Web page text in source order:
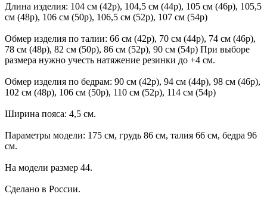
Длина изделия: 104 см (42р), 104,5 см (44р), 105 см (46р), 105,5
см (48р), 106 см (50р), 106,5 см (52р), 107 см (54р)
Обмер изделия по талии: 66 см (42р), 70 см (44р), 74 см (46р),
78 см (48р), 82 см (50р), 86 см (52р), 90 см (54р) При выборе
размера нужно учесть натяжение резинки до +4 см.
Обмер изделия по бедрам: 90 см (42р), 94 см (44р), 98 см (46р),
102 см (48р), 106 см (50р), 110 см (52р), 114 см (54р)
Ширина пояса: 4,5 см.
Параметры модели: 175 см, грудь 86 см, талия 66 см, бедра 96
см.
На модели размер 44.
Сделано в России.